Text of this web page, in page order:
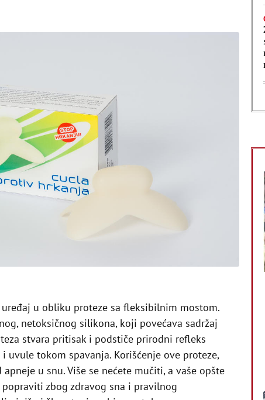
u obliku proteze sa fleksibilnim mostom.
netoksičnog silikona, koji povećava sadržaj
stvara pritisak i podstiče prirodni refleks
uvule tokom spavanja. Korišćenje ove proteze,
u snu. Više se nećete mučiti, a vaše opšte
zbog zdravog sna i pravilnog